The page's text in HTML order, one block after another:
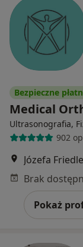
Bezpieczne
Medical
Ultrasonografia,
902
Józefa
Pokaż